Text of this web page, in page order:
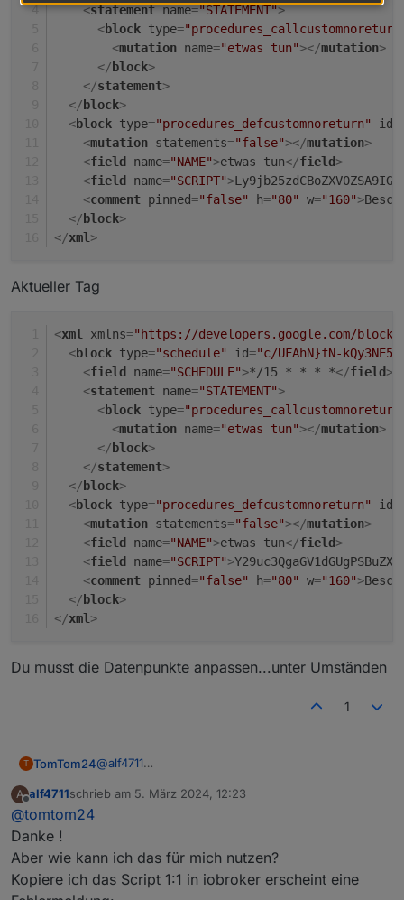
<statement name="STATEMENT">
<block type=
<mutation name="etwas tun"></mutation>
</ block>
</statement>
</ block>
<block type="procedures_defcustomnoreturn" id
<mutation statements="false"></mutation>
<field name="NAME">etwas tun</field>
<field name="SCRIPT">
<comment pinned="false" h="80" w="160">
</ block>
</xml>
Aktueller Tag
<xml xmlns="https://developers.google.com/
<block type="schedule" id="c/UFAhN}fN-
<field name="SCHEDULE">*/15 * * * *</field>
<statement name="STATEMENT">
<block type=
<mutation name="etwas tun"></mutation>
</ block>
</statement>
</ block>
<block type="procedures_defcustomnoreturn" id
<mutation statements="false"></mutation>
<field name="NAME">etwas tun</field>
<field name="SCRIPT">
<comment pinned="false" h="80" w="160">
</ block>
</xml>
Du musst die Datenpunkte anpassen...unter Umständen
1
T TomTom24@alf4711
<block xmlns="https://
<field
<comment pinned="false" h="80"
<xml xmlns="https://
<block type="schedule" id="c/UFAhN}fN-
letzten 7 Tage
A
Offline
alf4711schrieb am 5. März 2024, 12:23
zuletzt editiert von
@tomtom24
Danke !
Aber wie kann ich das für mich nutzen?
Kopiere ich das Script 1:1 in iobroker erscheint eine